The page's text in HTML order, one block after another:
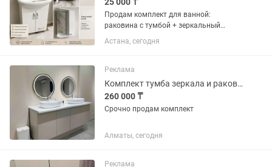
Продам комплект для ванной:
раковина с тумбой + зеркальный
шкаф. Состояние хорошее, всё
исправно. Цена — 25 000 тг.
Астана, сегодня
Реклама
Комплект тумба зеркала и раковина
260 000 ₸
Срочно продам комплект
Алматы, сегодня
Реклама